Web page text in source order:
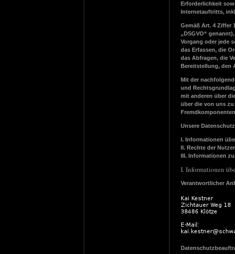
Erforderlichkeit
Internetauftritts,
Gemäß Art. 4 Ziffer
„DSGVO“
Vorgang oder jede
das Erfassen, die
das Abfragen, die
Bereitstellung, den
Mit der
und
mit anderen über
über die von uns
Unsere
I. Informationen
II. Rechte der
III. Informationen
I. Informationen
Verantwortlicher